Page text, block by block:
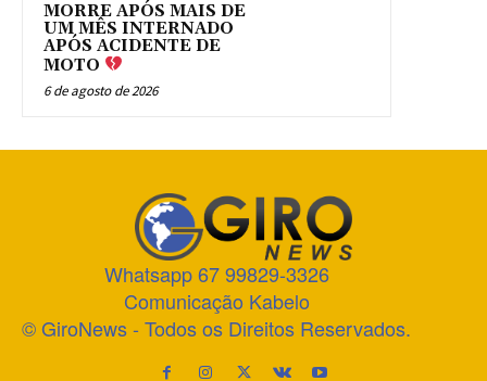
MORRE APÓS MAIS DE
UM MÊS INTERNADO
APÓS ACIDENTE DE
MOTO
6 de agosto de 2026
Whatsapp 67 99829-3326
Comunicação Kabelo
© GiroNews - Todos os Direitos Reservados.